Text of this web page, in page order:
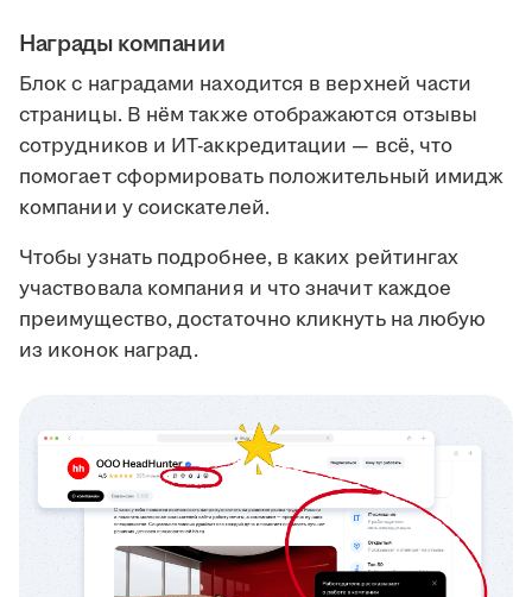
Награды компании
Блок с наградами находится в верхней части
страницы. В нём также отображаются отзывы
сотрудников и ИТ-аккредитации — всё, что
помогает сформировать положительный имидж
компании у соискателей.
Чтобы узнать подробнее, в каких рейтингах
участвовала компания и что значит каждое
преимущество, достаточно кликнуть на любую
из иконок наград.